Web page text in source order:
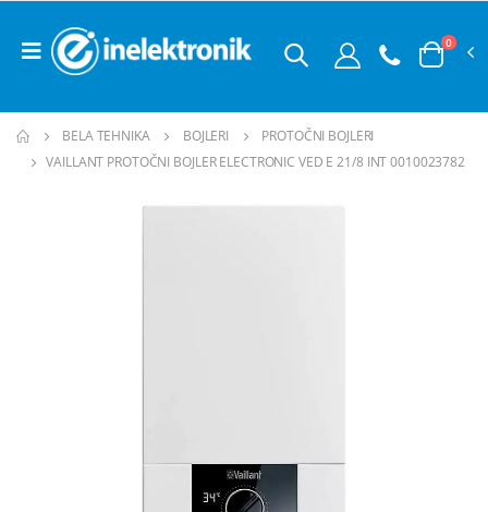
0
BELA TEHNIKA BOJLERI
PROTOČNI BOJLERI
VAILLANT PROTOČNI BOJLER ELECTRONIC VED E 21/8 INT 0010023782